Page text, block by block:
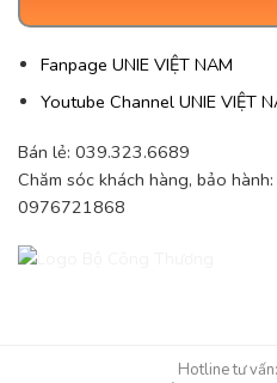
Fanpage UNIE VIỆT NAM
Youtube Channel UNIE VIỆT
Bán lẻ: 039.323.6689
Chăm sóc khách hàng, bảo
0976721868
Hotline tư